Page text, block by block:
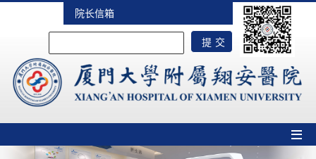
院长信箱